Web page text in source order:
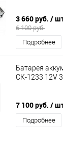
3 660 руб. /
6 100 руб.
Подробнее
Батарея
СК-1233 12V
7 100 руб. /
Подробнее